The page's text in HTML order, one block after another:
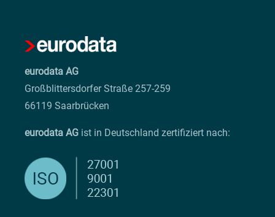
eurodata AG
Großblittersdorfer Straße 257-259
66119 Saarbrücken
eurodata AG ist in Deutschland zertifiziert nach: